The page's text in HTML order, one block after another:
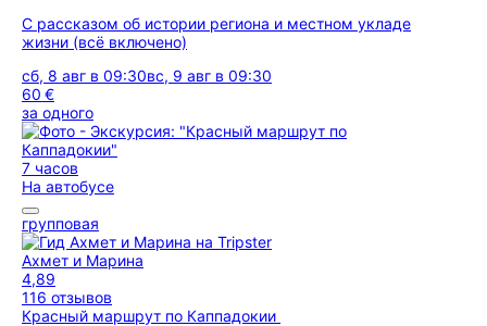
С рассказом об истории региона и местном укладе
жизни (всё включено)
сб, 8 авг в 09:30вс, 9 авг в 09:30
60 €
за одного
7 часов
На автобусе
групповая
Ахмет и Марина
4,89
116 отзывов
Красный маршрут по Каппадокии